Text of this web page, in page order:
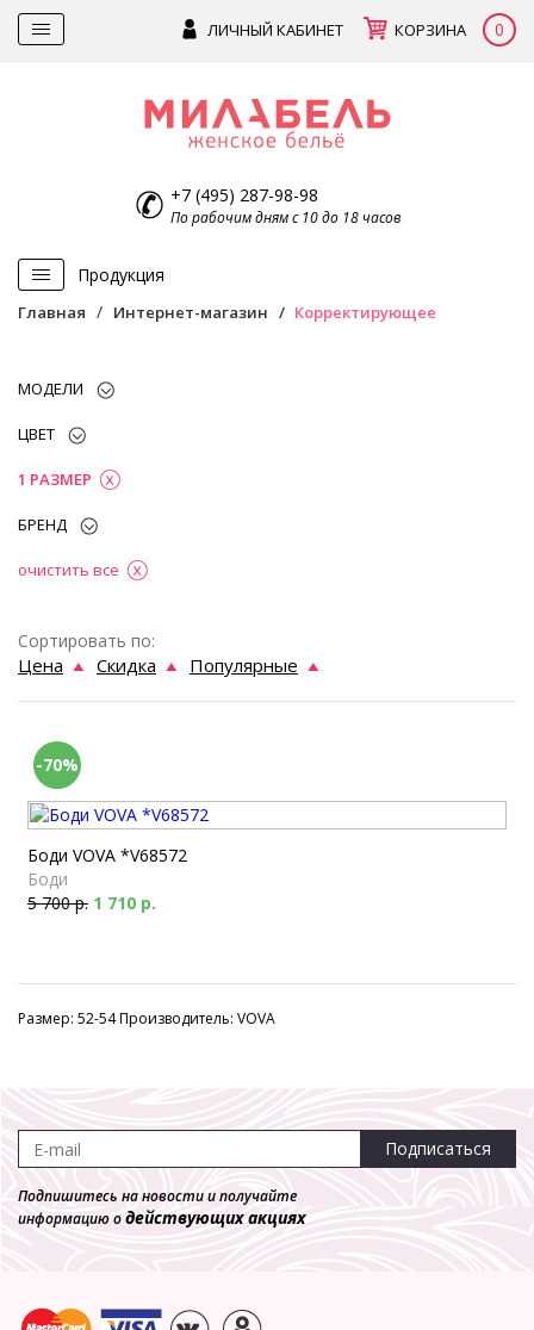
ЛИЧНЫЙ КАБИНЕТ КОРЗИНА 0
+7 (495) 287-98-98
По рабочим дням с 10 до 18 часов
Продукция
Главная Интернет-магазин Корректирующее
МОДЕЛИ
ЦВЕТ
1 РАЗМЕР
БРЕНД
очистить все
Сортировать по:
Цена Скидка Популярные
-70%
Боди VOVA *V68572
Боди
5 700 р. 1 710 р.
Размер: 52-54 Производитель: VOVA
Подписаться
Подпишитесь на новости и получайте
информацию одействующих акциях